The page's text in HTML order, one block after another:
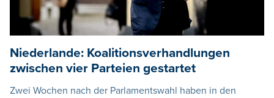
Niederlande: Koalitionsverhandlungen
zwischen vier Parteien gestartet
Zwei Wochen nach der Parlamentswahl haben in den